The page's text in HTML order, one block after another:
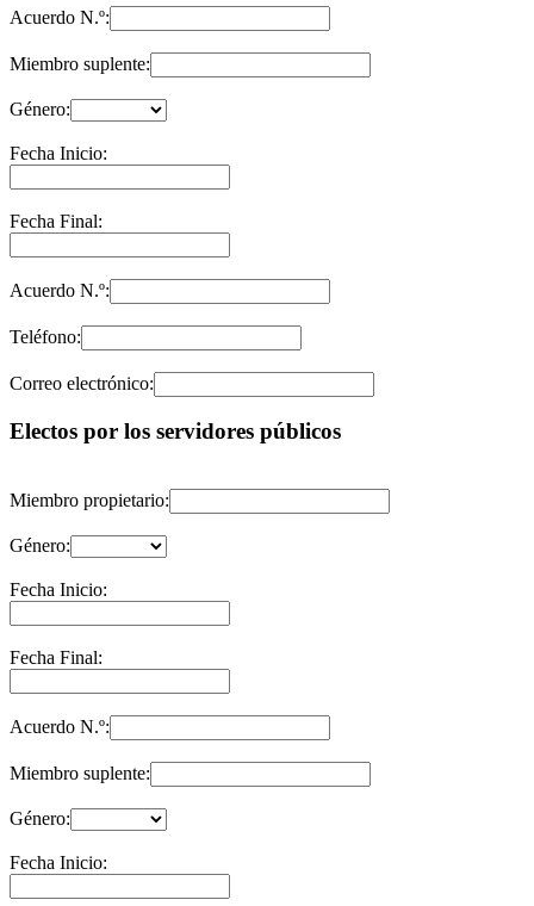
Acuerdo N.º:
Miembro suplente:
Género:
Fecha Inicio:
Fecha Final:
Acuerdo N.º:
Teléfono:
Correo electrónico:
Electos por los servidores públicos
Miembro propietario:
Género:
Fecha Inicio:
Fecha Final:
Acuerdo N.º:
Miembro suplente:
Género:
Fecha Inicio: